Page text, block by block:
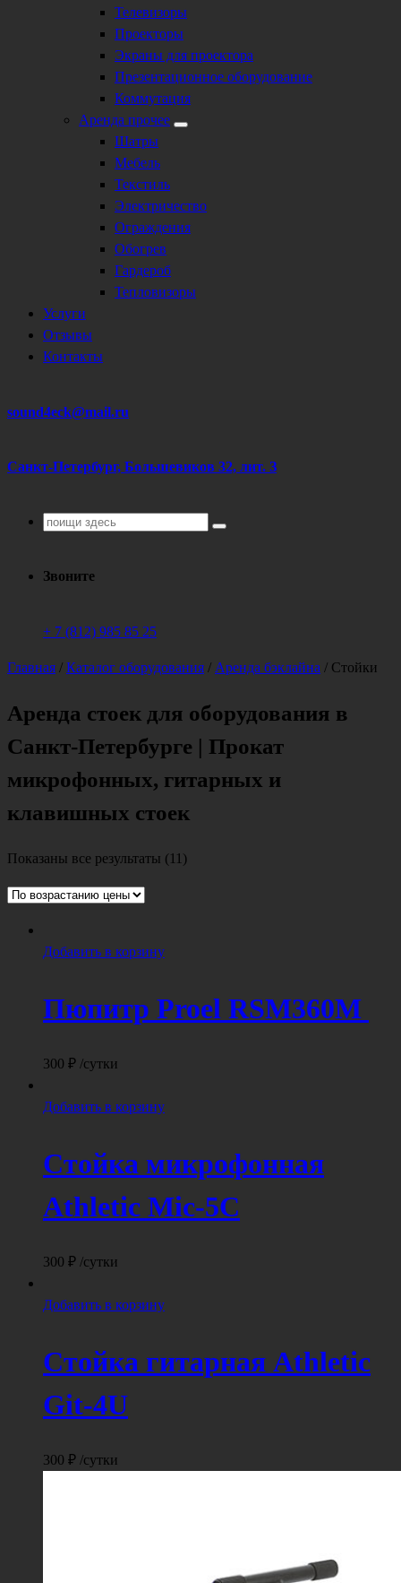
Телевизоры
Проекторы
Экраны для проектора
Презентационное оборудование
Коммутация
Аренда прочее
Шатры
Мебель
Текстиль
Электричество
Ограждения
Обогрев
Гардероб
Тепловизоры
Услуги
Отзывы
Контакты
sound4eck@mail.ru
Санкт-Петербург, Большевиков 32, лит. З
Поиск
Звоните
+ 7 (812) 985 85 25
Главная / Каталог оборудования / Аренда бэклайна / Стойки
Аренда стоек для оборудования в
Санкт-Петербурге | Прокат
микрофонных, гитарных и
клавишных стоек
Показаны все результаты (11)Цены:
Добавить в корзину
Пюпитр Proel RSM360M
300 ₽ /сутки
Добавить в корзину
Стойка микрофонная
Athletic Mic-5C
300 ₽ /сутки
Добавить в корзину
Стойка гитарная Athletic
Git-4U
300 ₽ /сутки